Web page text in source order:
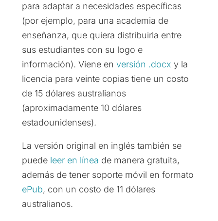
para adaptar a necesidades específicas
(por ejemplo, para una academia de
enseñanza, que quiera distribuirla entre
sus estudiantes con su logo e
información). Viene en versión .docx y la
licencia para veinte copias tiene un costo
de 15 dólares australianos
(aproximadamente 10 dólares
estadounidenses).
La versión original en inglés también se
puede leer en línea de manera gratuita,
además de tener soporte móvil en formato
ePub, con un costo de 11 dólares
australianos.